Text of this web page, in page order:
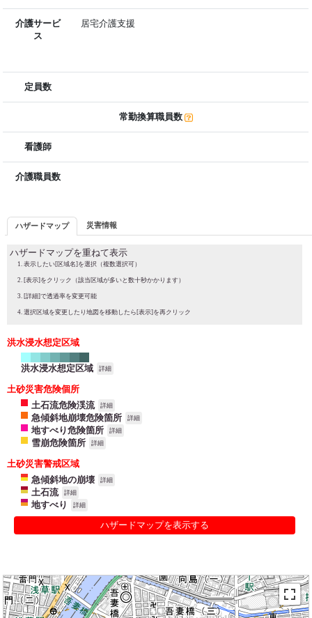
介護サービ
ス
居宅介護支援
定員数
常勤換算職員数
看護師
介護職員数
ハザードマップ 災害情報
ハザードマップを重ねて表示
表示したい[区域名]を選択（複数選択可）
[表示]をクリック（該当区域が多いと数十秒かかります）
[詳細]で透過率を変更可能
選択区域を変更したり地図を移動したら[表示]を再クリック
洪水浸水想定区域
洪水浸水想定区域 詳細
土砂災害危険個所
土石流危険渓流
詳細
急傾斜地崩壊危険箇所 詳細
地すべり危険箇所 詳細
雪崩危険箇所 詳細
土砂災害警戒区域
急傾斜地の崩壊
詳細
土石流 詳細
地すべり 詳細
ハザードマップを表示する